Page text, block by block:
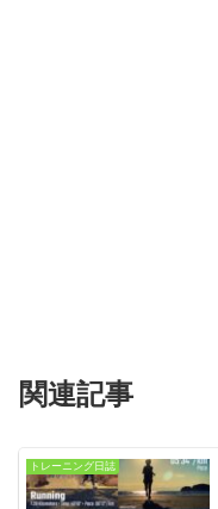
関連記事
トレーニング日誌